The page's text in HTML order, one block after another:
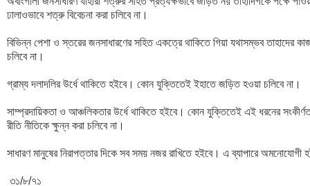
ঢালাওভাবে শত্রু বিবেচনা করা চলিবে না।
বিভিন্ন পেশা ও স্তরের জনসাধারণের সহিত একত্রে থাকিতে গিয়া যথাসম্ভব তাহাদের
চলিবে না।
গ্রাম্য দলাদলির উর্ধে থাকিতে হইবে। কোন যুক্তিতেই ইহাতে জড়িত হওয়া চলিবে না।
সাম্প্রদায়িকতা ও আঞ্চলিকতার উর্ধে থাকিতে হইবে। কোন যুক্তিতেই এই ধরনের
রীতি নীতিকে ক্ষুন্ন করা চলিবে না।
সাধারণ মানুষের নিরাপত্তার দিকে সব সময় নজর রাখিতে হইবে। এ ব্যাপারে অমনোযোগী